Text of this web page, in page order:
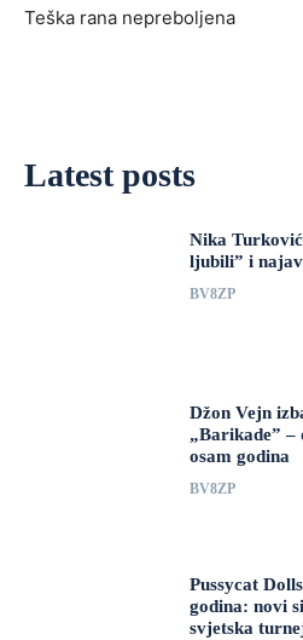
Teška rana nepreboljena
Latest posts
Nika
ljubili” i
BV8ZP
Džon Vejn
„Barikade” –
osam godina
BV8ZP
Pussycat
godina: novi
svjetska